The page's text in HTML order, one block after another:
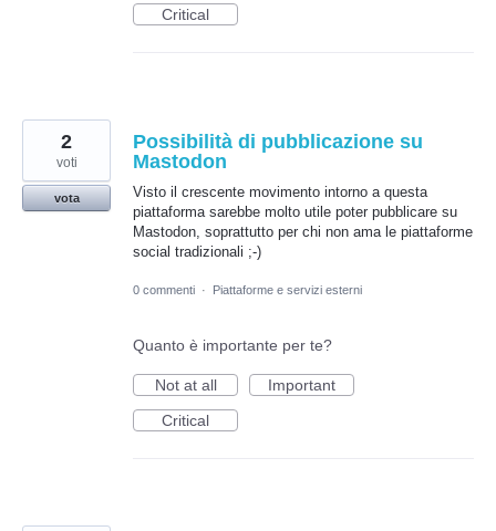
Critical
Possibilità di pubblicazione su
Mastodon
Visto il crescente movimento intorno a questa
piattaforma sarebbe molto utile poter pubblicare su
Mastodon, soprattutto per chi non ama le piattaforme
social tradizionali ;-)
2
voti
vota
0 commenti · Piattaforme e servizi esterni
Quanto è importante per te?
Not at all
Important
Critical